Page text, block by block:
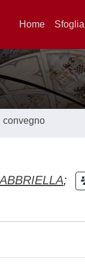
Home Sfoglia
convegno
;